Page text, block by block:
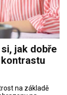
jak dobře
na základě